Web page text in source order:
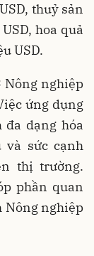
thuỷ sản
hoa quả
USD.
Nông nghiệp
ứng dụng
đa dạng hóa
và sức cạnh
thị trường.
phần quan
Nông nghiệp